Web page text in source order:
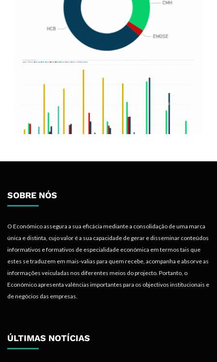
SOBRE NÓS
O Económico assegura a sua eficácia mediante a consolidação de uma marca
única e distinta, cujo valor é a sua capacidade de gerar e disseminar conteúdos
informativos e formativos de especialidade económica em termos tais que
estes se traduzem em mais-valias para quem recebe, acompanha e absorve as
informações veiculadas nos diferentes meios do projecto. Portanto, o
Económico apresenta valências importantes para os objectivos institucionais e
de negócios das empresas.
ÚLTIMAS NOTÍCIAS